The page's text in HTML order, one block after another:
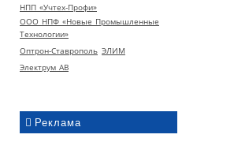
НПП «Учтех-Профи»
ООО НПФ «Новые Промышленные
Технологии»
Оптрон-Ставрополь ЭЛИМ
Электрум АВ
Реклама